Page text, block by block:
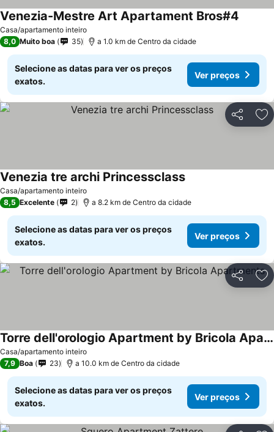
Casa/apartamento inteiro
Venezia-Mestre Art Apartament Bros#4
8,0 Muito boa 35 a 1.0 km de Centro da cidade
Selecione as datas para ver os preços
exatos.
Ver preços
Partilhar
Casa/apartamento inteiro
Venezia tre archi Princessclass
8,5 Excelente 2 a 8.2 km de Centro da cidade
Selecione as datas para ver os preços
exatos.
Ver preços
Partilhar
Casa/apartamento inteiro
Torre dell'orologio Apartment by Bricola Apartments
7,9 Boa 23 a 10.0 km de Centro da cidade
Selecione as datas para ver os preços
exatos.
Ver preços